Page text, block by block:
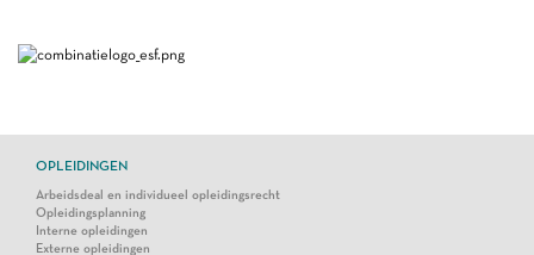
OPLEIDINGEN
Arbeidsdeal en individueel opleidingsrecht
Opleidingsplanning
Interne opleidingen
Externe opleidingen